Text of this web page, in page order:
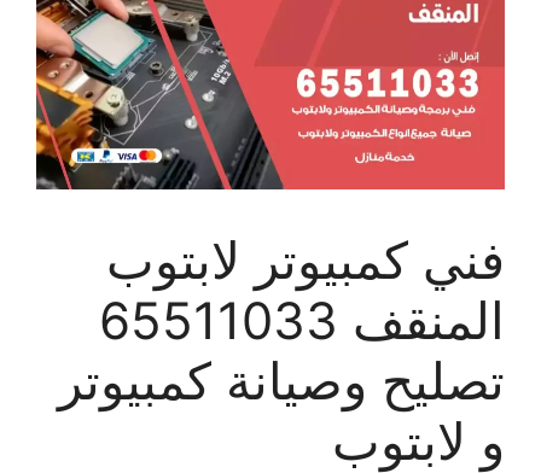
فني كمبيوتر لابتوب
المنقف 65511033
تصليح وصيانة كمبيوتر
و لابتوب